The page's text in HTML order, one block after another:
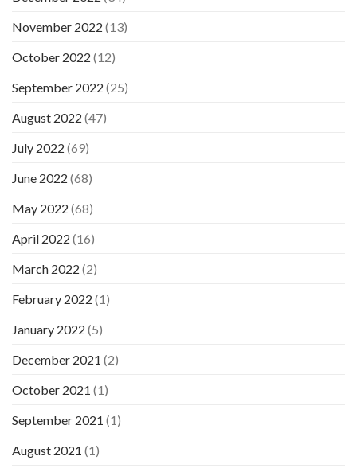
November 2022 (13)
October 2022 (12)
September 2022 (25)
August 2022 (47)
July 2022 (69)
June 2022 (68)
May 2022 (68)
April 2022 (16)
March 2022 (2)
February 2022 (1)
January 2022 (5)
December 2021 (2)
October 2021 (1)
September 2021 (1)
August 2021 (1)